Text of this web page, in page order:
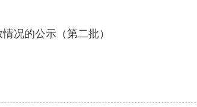
况的公示（第二批）